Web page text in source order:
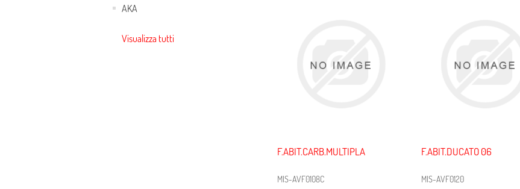
AKA
Visualizza tutti
F.ABIT.CARB.MULTIPLA
MIS-AVF0108C
F.ABIT.DUCATO 06
MIS-AVF0120